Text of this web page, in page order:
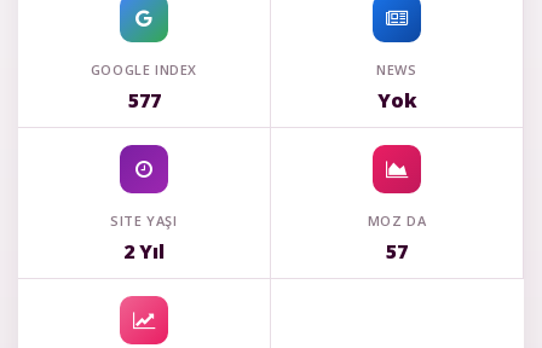
GOOGLE INDEX
577
NEWS
Yok
SITE YAŞI
2 Yıl
MOZ DA
57